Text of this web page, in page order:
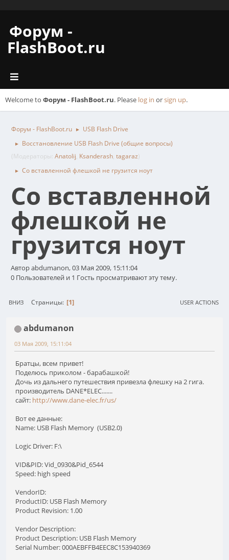
Форум -
FlashBoot.ru
Welcome to Форум - FlashBoot.ru. Please log in orsign up.
Форум - FlashBoot.ru ► USB Flash Drive
►
Восстановление USB Flash Drive (общие вопросы)
(Модераторы: Anatolij, Ksanderash, tagaraz)
► Со вставленной флешкой не грузится ноут
Со вставленной
флешкой не
грузится ноут
Автор abdumanon, 03 Мая 2009, 15:11:04
0 Пользователей и 1 Гость просматривают эту тему.
ВНИЗ Страницы 1 USER ACTIONS
abdumanon
03 Мая 2009, 15:11:04
Братцы, всем привет!
Поделюсь приколом - барабашкой!
Дочь из дальнего путешествия привезла флешку на 2 гига.
производитель DANE*ELEC.......
сайт: http://www.dane-elec.fr/us/
Вот ее данные:
Name: USB Flash Memory (USB2.0)
Logic Driver: F:\
VID&PID: Vid_0930&Pid_6544
Speed: high speed
VendorID:
ProductID: USB Flash Memory
Product Revision: 1.00
Vendor Description:
Product Description: USB Flash Memory
Serial Number: 000AEBFFB4EEC8C153940369